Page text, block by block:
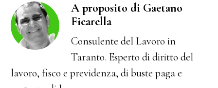
A proposito di Gaetano
Ficarella
Consulente del Lavoro in
Taranto. Esperto di diritto del
lavoro, fisco e previdenza, di buste paga e